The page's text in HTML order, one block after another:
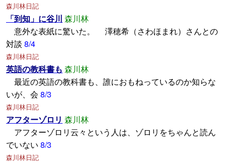
森川林日記
「到知」に谷川 森川林
意外な表紙に驚いた。 澤穂希（さわほまれ）さんとの
対談 8/4
森川林日記
英語の教科書も 森川林
最近の英語の教科書も、誰におもねっているのか知らな
いが、会 8/3
森川林日記
アフターゾロリ 森川林
アフターゾロリ云々という人は、ゾロリをちゃんと読ん
でいない 8/3
森川林日記